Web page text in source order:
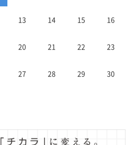
13 14 15 16
20 21 22 23
27 28 29 30